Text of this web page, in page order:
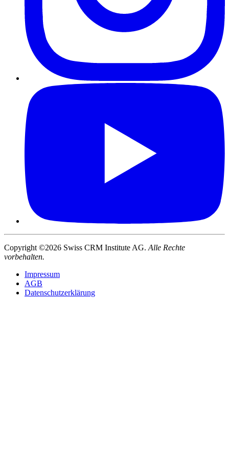
Copyright ©2026 Swiss CRM Institute AG. Alle Rechte
vorbehalten.
Impressum
AGB
Datenschutzerklärung